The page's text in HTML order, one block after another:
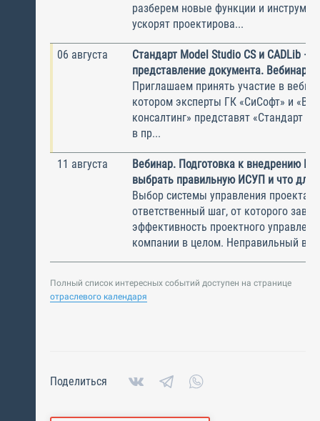
разберем новые функции и
ускорят проектирова...
06 августа
Стандарт Model Studio CS и CADLib —
представление документа. Вебинар
Приглашаем принять участие в
котором эксперты ГК «СиСофт» и
консалтинг» представят «Стандарт
в пр...
11 августа
Вебинар. Подготовка к внедрению
выбрать правильную ИСУП и что для
Выбор системы управления
ответственный шаг, от которого
эффективность проектного
компании в целом. Неправильный
Полный список интересных событий доступен на странице
отраслевого календаря
Поделиться